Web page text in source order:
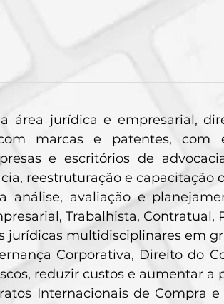
área jurídica e empresarial,
marcas e patentes, com
e escritórios de
reestruturação e capacitação
análise, avaliação e
Trabalhista, Contratual,
jurídicas multidisciplinares em
Corporativa, Direito do
reduzir custos e aumentar a
Internacionais de Compra